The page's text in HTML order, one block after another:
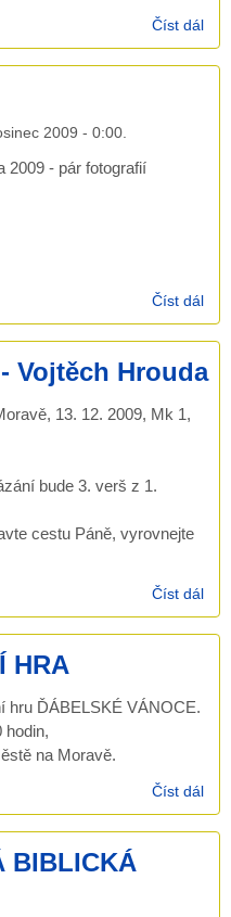
Číst dál
2009 - 0:00.
2009 - pár fotografií
Číst dál
hra
Vojtěch Hrouda
13. 12. 2009, Mk 1,
bude 3. verš z 1.
cestu Páně, vyrovnejte
Číst dál
-
HRA
hru ĎÁBELSKÉ VÁNOCE.
hodin,
na Moravě.
Číst dál
BIBLICKÁ